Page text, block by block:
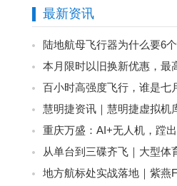
最新资讯
陆地航母飞行器为什么要6
本月限时以旧换新优惠，最
百小时高强度飞行，谁是七
J160 王牌飞手第一赛段荣耀
慧明捷资讯｜慧明捷虚拟机
程智控，筑牢山林防火安全屏
重庆万盛：AI+无人机，蹚
从单台到三碟齐飞｜大型体
点 地方航标处实战落地｜紫燕